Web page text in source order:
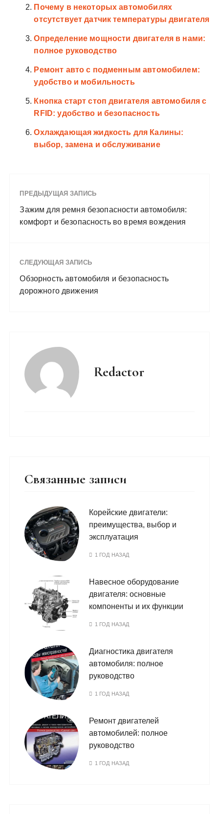
Почему в некоторых автомобилях
отсутствует датчик температуры двигателя
Определение мощности двигателя в нами:
полное руководство
Ремонт авто с подменным автомобилем:
удобство и мобильность
Кнопка старт стоп двигателя автомобиля с
RFID: удобство и безопасность
Охлаждающая жидкость для Калины:
выбор, замена и обслуживание
ПРЕДЫДУЩАЯ ЗАПИСЬ
Зажим для ремня безопасности автомобиля:
комфорт и безопасность во время вождения
СЛЕДУЮЩАЯ ЗАПИСЬ
Обзорность автомобиля и безопасность
дорожного движения
Redactor
Связанные записи
Корейские двигатели:
преимущества, выбор и
эксплуатация
1 ГОД НАЗАД
Навесное оборудование
двигателя: основные
компоненты и их функции
1 ГОД НАЗАД
Диагностика двигателя
автомобиля: полное
руководство
1 ГОД НАЗАД
Ремонт двигателей
автомобилей: полное
руководство
1 ГОД НАЗАД